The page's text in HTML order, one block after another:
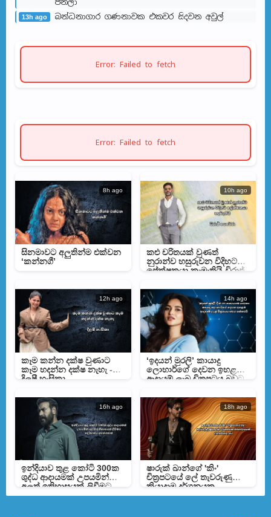
පීනලා
13h ago බන්ධනාගාර ගණනාවක එකවර සිදවන අවුල්
Error: Failed to fetch
Error: Failed to fetch
8h ago
සිනමාවට අලුතින්ම එක්වන
‘කන්නගී’
10h ago
කළු චරිතයක් වුණත්
නුරාන්ව හසුරුවන විදිහට
ප්‍රේක්ෂකයා කැමැතියි-විරාජ්
12h ago
කෑම කන්න දක්ෂ වුණාට
කෑම හදන්න දක්ෂ නැහැ -
දිලුෂී හංසිකා
14h ago
‘ඉදයන් මුරලි’ කායාදු
ලොහාර්ගේ දෙවන ඉහළම
ආදායම් ලැබූ චිත්‍රපටය බවට
16h ago
ඉන්දියාව තුළ කෝටි 300ක
ශුද්ධ ආදායමක් උපයමින්
අලුත් ඉතිහාසයක් ලිවීමට
දේව්ගන්ට අවස්ථාවක්
18h ago
ෂාරුක් ඛාන්ගේ 'කිං'
චිත්‍රපටයේ ලේ තැවරුණු
ක්‍රියාදාම දර්ශනයක
ඡායාරූපයක් අන්තර්ජාලයට